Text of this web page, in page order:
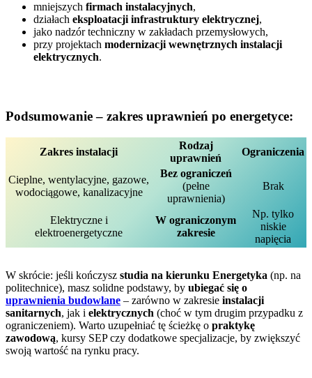
mniejszych firmach instalacyjnych,
działach eksploatacji infrastruktury elektrycznej,
jako nadzór techniczny w zakładach przemysłowych,
przy projektach modernizacji wewnętrznych instalacji
elektrycznych.
Podsumowanie – zakres uprawnień po energetyce:
Zakres instalacji
Rodzaj
uprawnień
Ograniczenia
Cieplne, wentylacyjne, gazowe,
wodociągowe, kanalizacyjne
Bez ograniczeń
(pełne
uprawnienia)
Brak
Elektryczne i
elektroenergetyczne
W ograniczonym
zakresie
Np. tylko
niskie
napięcia
W skrócie: jeśli kończysz studia na kierunku Energetyka (np. na
politechnice), masz solidne podstawy, by ubiegać się o
uprawnienia budowlane – zarówno w zakresie instalacji
sanitarnych, jak i elektrycznych (choć w tym drugim przypadku z
ograniczeniem). Warto uzupełniać tę ścieżkę o praktykę
zawodową, kursy SEP czy dodatkowe specjalizacje, by zwiększyć
swoją wartość na rynku pracy.